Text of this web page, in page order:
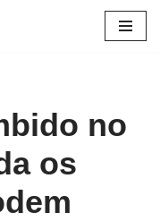
no
os